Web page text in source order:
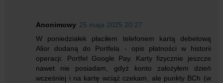
Anonimowy 25 maja 2025 20:27
W poniedziałek płaciłem telefonem kartą debetową
Alior dodaną do Portfela - opis płatności w historii
operacji: Portfel Google Pay. Karty fizycznie jeszcze
nawet nie posiadam, gdyż konto założyłem dzień
wcześniej i na kartę wciąż czekam, ale punkty BCh (w